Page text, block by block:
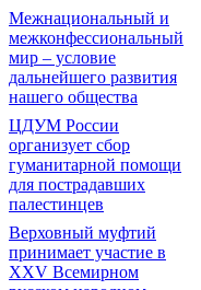
Межнациональный и
межконфессиональный
мир – условие
дальнейшего развития
нашего общества
ЦДУМ России
организует сбор
гуманитарной помощи
для пострадавших
палестинцев
Верховный муфтий
принимает участие в
XXV Всемирном